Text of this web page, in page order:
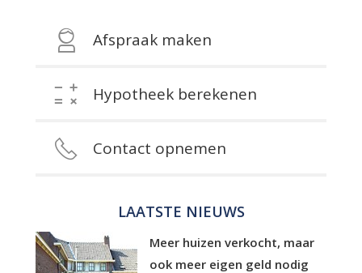
Afspraak maken
Hypotheek berekenen
Contact opnemen
LAATSTE NIEUWS
Meer huizen verkocht, maar
ook meer eigen geld nodig